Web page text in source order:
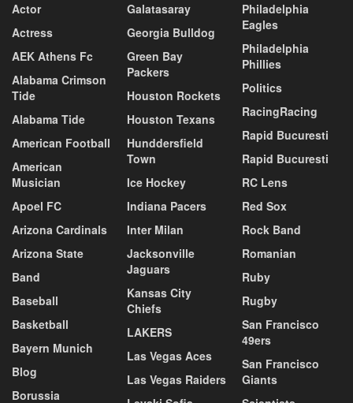
Actor
Actress
AEK Athens Fc
Alabama Crimson
Tide
Alabama Tide
American Football
American
Musician
Apoel FC
Arizona Cardinals
Arizona State
Band
Baseball
Basketball
Bayern Munich
Blog
Borussia
Galatasaray
Georgia Bulldog
Green Bay
Packers
Houston Rockets
Houston Texans
Hunddersfield
Town
Ice Hockey
Indiana Pacers
Inter Milan
Jacksonville
Jaguars
Kansas City
Chiefs
LAKERS
Las Vegas Aces
Las Vegas Raiders
Philadelphia
Eagles
Philadelphia
Phillies
Politics
RacingRacing
Rapid Bucuresti
Rapid Bucuresti
RC Lens
Red Sox
Rock Band
Romanian
Ruby
Rugby
San Francisco
49ers
San Francisco
Giants